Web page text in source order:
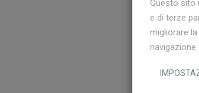
Questo sito
e di terze
migliorare
navigazione.